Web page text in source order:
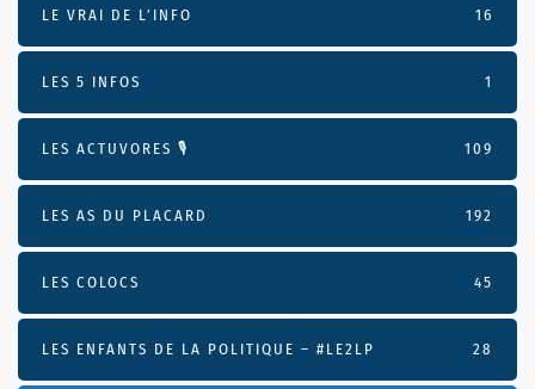
LE VRAI DE L’INFO 16
LES 5 INFOS 1
LES ACTUVORES 🎙 109
LES AS DU PLACARD 192
LES COLOCS 45
LES ENFANTS DE LA POLITIQUE – #LE2LP 28